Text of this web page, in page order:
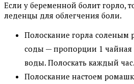
Если у беременной болит горло,
леденцы для облегчения боли.
Полоскание горла соленым
соды — пропорции 1 чайная
воды. Полоскать каждый час.
Полоскание настоем